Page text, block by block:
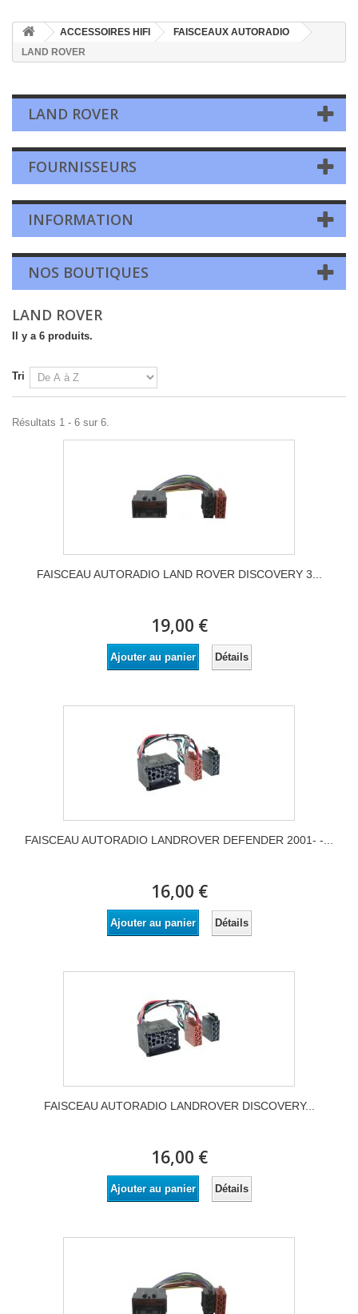
ACCESSOIRES HIFI
FAISCEAUX AUTORADIO
LAND ROVER
LAND ROVER
FOURNISSEURS
INFORMATION
NOS BOUTIQUES
LAND ROVER
Il y a 6 produits.
Tri
Résultats 1 - 6 sur 6.
FAISCEAU AUTORADIO LAND ROVER DISCOVERY 3...
19,00 €
Ajouter au panier Détails
FAISCEAU AUTORADIO LANDROVER DEFENDER 2001- -...
16,00 €
Ajouter au panier Détails
FAISCEAU AUTORADIO LANDROVER DISCOVERY...
16,00 €
Ajouter au panier Détails